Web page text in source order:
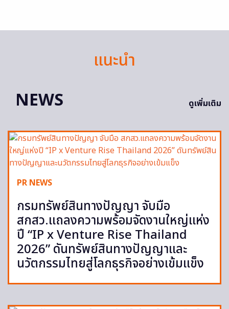
แนะนำ
NEWS
ดูเพิ่มเติม
PR NEWS
กรมทรัพย์สินทางปัญญา จับมือ
สกสว.แถลงความพร้อมจัดงานใหญ่แห่ง
ปี “IP x Venture Rise Thailand
2026” ดันทรัพย์สินทางปัญญาและ
นวัตกรรมไทยสู่โลกธุรกิจอย่างเข้มแข็ง